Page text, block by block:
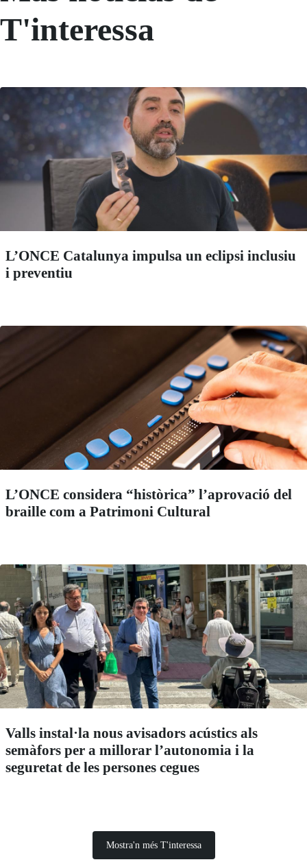
T'interessa
L’ONCE Catalunya impulsa un eclipsi inclusiu
i preventiu
L’ONCE considera “històrica” l’aprovació del
braille com a Patrimoni Cultural
Valls instal·la nous avisadors acústics als
semàfors per a millorar l’autonomia i la
seguretat de les persones cegues
Mostra'n més T'interessa